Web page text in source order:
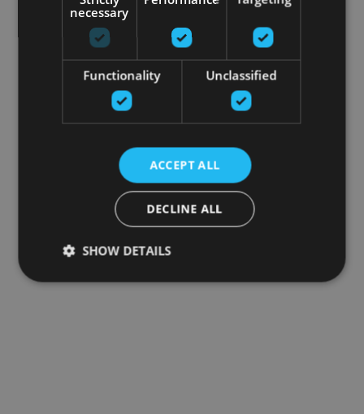
necessary
Functionality Unclassified
ACCEPT ALL
DECLINE ALL
SHOW DETAILS